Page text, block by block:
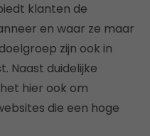
klanten de
en waar ze maar
zijn ook in
Naast duidelijke
hier ook om
die een hoge